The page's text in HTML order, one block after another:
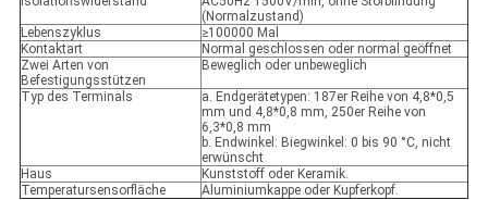
(Normalzustand)
Lebenszyklus
≥100000 Mal
Kontaktart
Normal geschlossen oder normal geöffnet
Zwei Arten von
Befestigungsstützen
Beweglich oder unbeweglich
Typ des Terminals
a. Endgerätetypen: 187er Reihe von 4,8*0,5
mm und 4,8*0,8 mm, 250er Reihe von
6,3*0,8 mm
b. Endwinkel: Biegwinkel: 0 bis 90 °C, nicht
erwünscht
Haus
Kunststoff oder Keramik.
Temperatursensorfläche
Aluminiumkappe oder Kupferkopf.